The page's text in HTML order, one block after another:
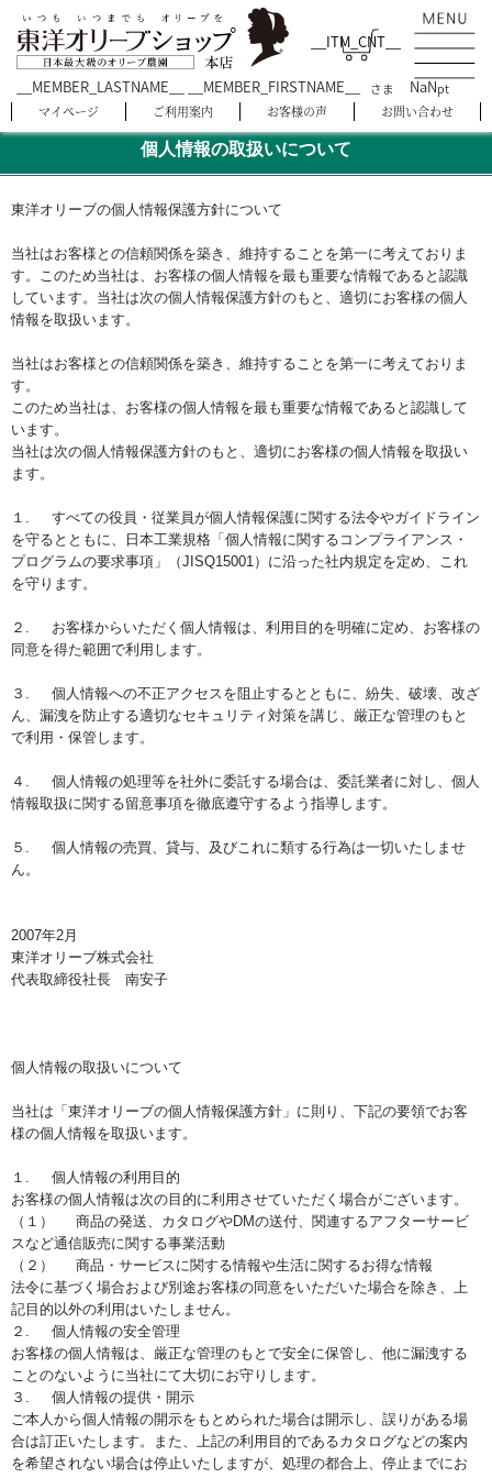
__ITM_CNT__
__MEMBER_LASTNAME__ __MEMBER_FIRSTNAME__ さま NaNpt
マイページ ご利用案内 お客様の声 お問い合わせ
個人情報の取扱いについて
東洋オリーブの個人情報保護方針について
当社はお客様との信頼関係を築き、維持することを第一に考えておりま
す。このため当社は、お客様の個人情報を最も重要な情報であると認識
しています。当社は次の個人情報保護方針のもと、適切にお客様の個人
情報を取扱います。
当社はお客様との信頼関係を築き、維持することを第一に考えておりま
す。
このため当社は、お客様の個人情報を最も重要な情報であると認識して
います。
当社は次の個人情報保護方針のもと、適切にお客様の個人情報を取扱い
ます。
１. すべての役員・従業員が個人情報保護に関する法令やガイドライン
を守るとともに、日本工業規格「個人情報に関するコンプライアンス・
プログラムの要求事項」（JISQ15001）に沿った社内規定を定め、これ
を守ります。
２. お客様からいただく個人情報は、利用目的を明確に定め、お客様の
同意を得た範囲で利用します。
３. 個人情報への不正アクセスを阻止するとともに、紛失、破壊、改ざ
ん、漏洩を防止する適切なセキュリティ対策を講じ、厳正な管理のもと
で利用・保管します。
４. 個人情報の処理等を社外に委託する場合は、委託業者に対し、個人
情報取扱に関する留意事項を徹底遵守するよう指導します。
５. 個人情報の売買、貸与、及びこれに類する行為は一切いたしませ
ん。
2007年2月
東洋オリーブ株式会社
代表取締役社長 南安子
個人情報の取扱いについて
当社は「東洋オリーブの個人情報保護方針」に則り、下記の要領でお客
様の個人情報を取扱います。
１. 個人情報の利用目的
お客様の個人情報は次の目的に利用させていただく場合がございます。
（１） 商品の発送、カタログやDMの送付、関連するアフターサービ
スなど通信販売に関する事業活動
（２） 商品・サービスに関する情報や生活に関するお得な情報
法令に基づく場合および別途お客様の同意をいただいた場合を除き、上
記目的以外の利用はいたしません。
２. 個人情報の安全管理
お客様の個人情報は、厳正な管理のもとで安全に保管し、他に漏洩する
ことのないように当社にて大切にお守りします。
３. 個人情報の提供・開示
ご本人から個人情報の開示をもとめられた場合は開示し、誤りがある場
合は訂正いたします。また、上記の利用目的であるカタログなどの案内
を希望されない場合は停止いたしますが、処理の都合上、停止までにお